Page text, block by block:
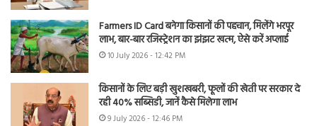
Farmers ID Card बनेगा किसानों की पहचान, मिलेंगे भरपूर
लाभ, बार-बार रजिस्ट्रेशन का झंझट खत्म, ऐसे करें अप्लाई
10 July 2026 - 12:42 PM
किसानों के लिए बड़ी खुशखबरी, फूलों की खेती पर सरकार दे
रही 40% सब्सिडी, जानें कैसे मिलेगा लाभ
9 July 2026 - 12:46 PM